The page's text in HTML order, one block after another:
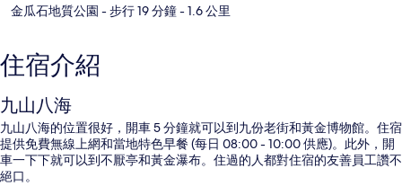
金瓜石地質公園 - 步行 19 分鐘- 1.6 公里
住宿介紹
九山八海
九山八海的位置很好，開車 5 分鐘就可以到九份老街和黃金博物館。住宿
提供免費無線上網和當地特色早餐 (每日 08:00 - 10:00 供應)。此外，開
車一下下就可以到不厭亭和黃金瀑布。住過的人都對住宿的友善員工讚不
絕口。